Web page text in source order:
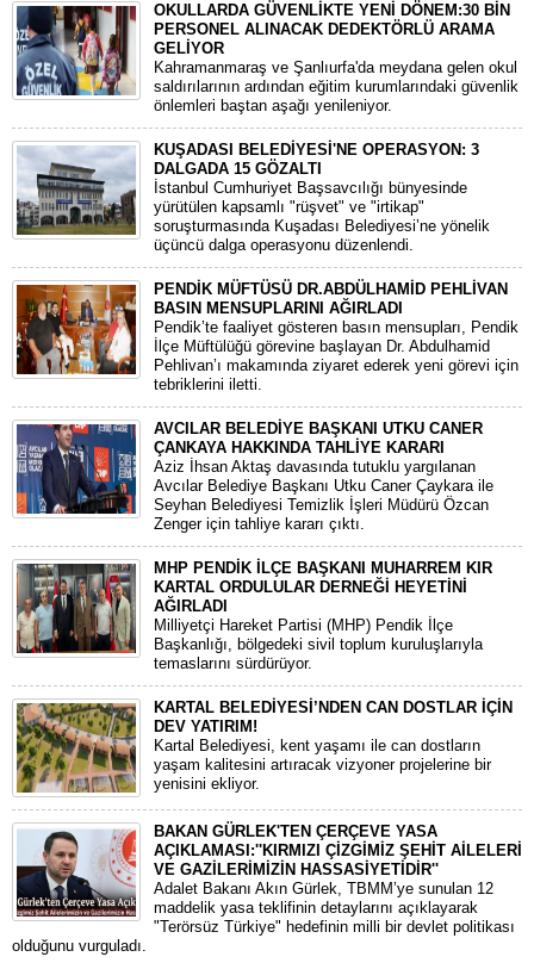
OKULLARDA GÜVENLİKTE YENİ DÖNEM:30 BİN
PERSONEL ALINACAK DEDEKTÖRLÜ ARAMA
GELİYOR
​Kahramanmaraş ve Şanlıurfa'da meydana gelen okul
saldırılarının ardından eğitim kurumlarındaki güvenlik
önlemleri baştan aşağı yenileniyor.
KUŞADASI BELEDİYESİ'NE OPERASYON: 3
DALGADA 15 GÖZALTI
​İstanbul Cumhuriyet Başsavcılığı bünyesinde
yürütülen kapsamlı "rüşvet" ve "irtikap"
soruşturmasında Kuşadası Belediyesi’ne yönelik
üçüncü dalga operasyonu düzenlendi.
PENDİK MÜFTÜSÜ DR.ABDÜLHAMİD PEHLİVAN
BASIN MENSUPLARINI AĞIRLADI
​Pendik’te faaliyet gösteren basın mensupları, Pendik
İlçe Müftülüğü görevine başlayan Dr. Abdulhamid
Pehlivan’ı makamında ziyaret ederek yeni görevi için
tebriklerini iletti.
AVCILAR BELEDİYE BAŞKANI UTKU CANER
ÇANKAYA HAKKINDA TAHLİYE KARARI
​Aziz İhsan Aktaş davasında tutuklu yargılanan
Avcılar Belediye Başkanı Utku Caner Çaykara ile
Seyhan Belediyesi Temizlik İşleri Müdürü Özcan
Zenger için tahliye kararı çıktı.
MHP PENDİK İLÇE BAŞKANI MUHARREM KIR
KARTAL ORDULULAR DERNEĞİ HEYETİNİ
AĞIRLADI
​Milliyetçi Hareket Partisi (MHP) Pendik İlçe
Başkanlığı, bölgedeki sivil toplum kuruluşlarıyla
temaslarını sürdürüyor.
KARTAL BELEDİYESİ’NDEN CAN DOSTLAR İÇİN
DEV YATIRIM!
Kartal Belediyesi, kent yaşamı ile can dostların
yaşam kalitesini artıracak vizyoner projelerine bir
yenisini ekliyor.
BAKAN GÜRLEK'TEN ÇERÇEVE YASA
AÇIKLAMASI:''KIRMIZI ÇİZGİMİZ ŞEHİT AİLELERİ
VE GAZİLERİMİZİN HASSASİYETİDİR''
Adalet Bakanı Akın Gürlek, TBMM’ye sunulan 12
maddelik yasa teklifinin detaylarını açıklayarak
"Terörsüz Türkiye" hedefinin milli bir devlet politikası
olduğunu vurguladı.